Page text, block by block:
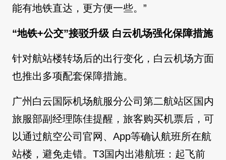
能有地铁直达，更方便一些。”
“地铁+公交”接驳升级 白云机场强化保障措施
针对航站楼转场后的出行变化，白云机场方面
也推出多项配套保障措施。
广州白云国际机场航服分公司第二航站区国内
旅服部副经理陈佳提醒，旅客购买机票后，可
以通过航空公司官网、App等确认航班所在航
站楼，避免走错。T3国内出港航班：起飞前